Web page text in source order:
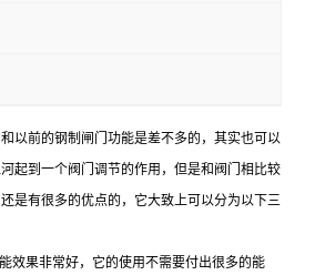
以前的钢制闸门功能是差不多的，其实也可以
起到一个阀门调节的作用，但是和阀门相比较
是有很多的优点的，它大致上可以分为以下三
效果非常好，它的使用不需要付出很多的能